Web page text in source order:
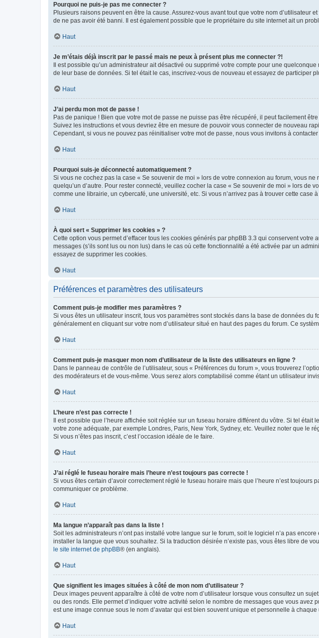
Pourquoi ne puis-je pas me connecter ?
Plusieurs raisons peuvent en être la cause. Assurez-vous avant tout que votre nom d’utilisateur
de ne pas avoir été banni. Il est également possible que le propriétaire du site internet ait un
Haut
Je m’étais déjà inscrit par le passé mais ne peux à présent plus me connecter ?!
Il est possible qu’un administrateur ait désactivé ou supprimé votre compte pour une
de leur base de données. Si tel était le cas, inscrivez-vous de nouveau et essayez de participer
Haut
J’ai perdu mon mot de passe !
Pas de panique ! Bien que votre mot de passe ne puisse pas être récupéré, il peut facilement
Suivez les instructions et vous devriez être en mesure de pouvoir vous connecter de nouveau
Cependant, si vous ne pouvez pas réinitialiser votre mot de passe, nous vous invitons à
Haut
Pourquoi suis-je déconnecté automatiquement ?
Si vous ne cochez pas la case « Se souvenir de moi » lors de votre connexion au forum, vous
quelqu’un d’autre. Pour rester connecté, veuillez cocher la case « Se souvenir de moi » lors de
comme une librairie, un cybercafé, une université, etc. Si vous n’arrivez pas à trouver cette case
Haut
À quoi sert « Supprimer les cookies » ?
Cette option vous permet d’effacer tous les cookies générés par phpBB 3.3 qui conservent
messages (s’ils sont lus ou non lus) dans le cas où cette fonctionnalité a été activée par un
essayez de supprimer les cookies.
Haut
Préférences et paramètres des utilisateurs
Comment puis-je modifier mes paramètres ?
Si vous êtes un utilisateur inscrit, tous vos paramètres sont stockés dans la base de données
généralement en cliquant sur votre nom d’utilisateur situé en haut des pages du forum. Ce
Haut
Comment puis-je masquer mon nom d’utilisateur de la liste des utilisateurs en ligne ?
Dans le panneau de contrôle de l’utilisateur, sous « Préférences du forum », vous trouverez
des modérateurs et de vous-même. Vous serez alors comptabilisé comme étant un utilisateur
Haut
L’heure n’est pas correcte !
Il est possible que l’heure affichée soit réglée sur un fuseau horaire différent du vôtre. Si tel
votre zone adéquate, par exemple Londres, Paris, New York, Sydney, etc. Veuillez noter que le
Si vous n’êtes pas inscrit, c’est l’occasion idéale de le faire.
Haut
J’ai réglé le fuseau horaire mais l’heure n’est toujours pas correcte !
Si vous êtes certain d’avoir correctement réglé le fuseau horaire mais que l’heure n’est
communiquer ce problème.
Haut
Ma langue n’apparaît pas dans la liste !
Soit les administrateurs n’ont pas installé votre langue sur le forum, soit le logiciel n’a pas
installer la langue que vous souhaitez. Si la traduction désirée n’existe pas, vous êtes libre de
le site internet de phpBB® (en anglais).
Haut
Que signifient les images situées à côté de mon nom d’utilisateur ?
Deux images peuvent apparaître à côté de votre nom d’utilisateur lorsque vous consultez un
ou des ronds. Elle permet d’indiquer votre activité selon le nombre de messages que vous avez
est une image connue sous le nom d’avatar qui est bien souvent unique et personnelle à chaque
Haut